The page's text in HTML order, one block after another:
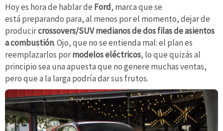
Hoy es hora de hablar de Ford, marca que se
está preparando para, al menos por el momento, dejar de
producircrossovers/SUV medianosde dos filas de asientos
a combustión. Ojo, que no se entienda mal: el plan es
reemplazarlos pormodelos eléctricos, lo que quizás al
principio sea una apuesta que no genere muchas ventas,
pero que a la larga podría dar sus frutos.